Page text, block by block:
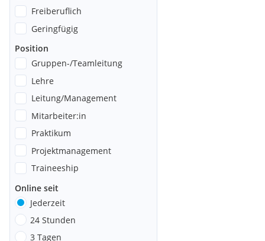
Freiberuflich
Geringfügig
Position
Gruppen-/Teamleitung
Lehre
Leitung/Management
Mitarbeiter:in
Praktikum
Projektmanagement
Traineeship
Online seit
Jederzeit
24 Stunden
3 Tagen